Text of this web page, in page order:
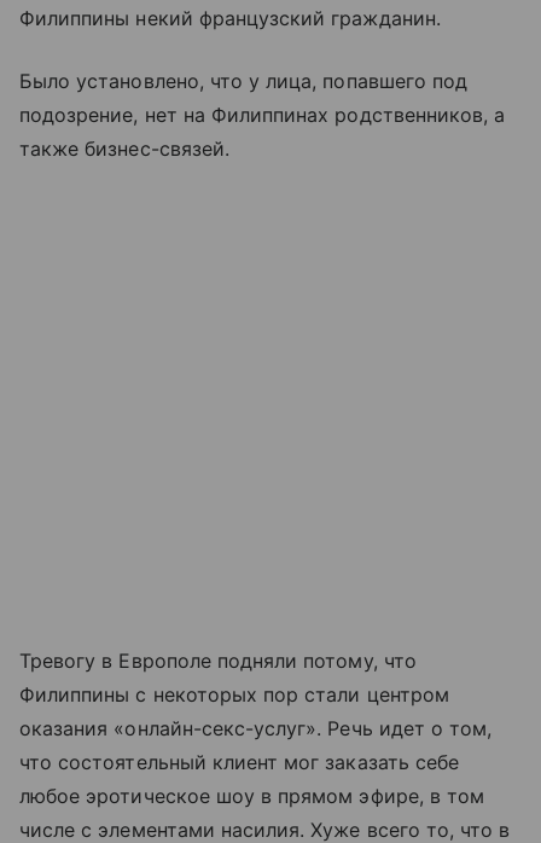
Филиппины некий французский гражданин.
Было установлено, что у лица, попавшего под
подозрение, нет на Филиппинах родственников, а
также бизнес-связей.
Тревогу в Европоле подняли потому, что
Филиппины с некоторых пор стали центром
оказания «онлайн-секс-услуг». Речь идет о том,
что состоятельный клиент мог заказать себе
любое эротическое шоу в прямом эфире, в том
числе с элементами насилия. Хуже всего то, что в